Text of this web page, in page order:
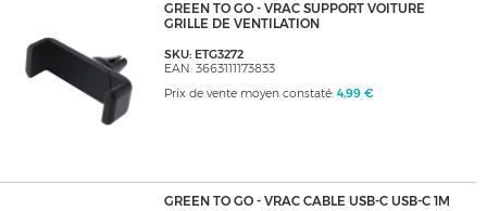
GREEN TO GO - VRAC SUPPORT VOITURE
GRILLE DE VENTILATION
SKU: ETG3272
EAN: 3663111173833
Prix de vente moyen constaté: 4,99 €
GREEN TO GO - VRAC CABLE USB-C USB-C 1M